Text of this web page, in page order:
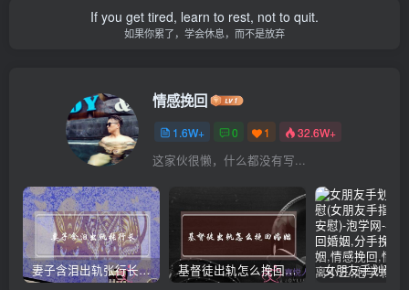
If you get tired, learn to rest, not to quit.
如果你累了，学会休息，而不是放弃
情感挽回
1.6W+ 0 1 32.6W+
这家伙很懒，什么都没有写...
妻子含泪出轨张行长 她说全都是因为家中 基督徒出轨怎么挽回婚姻(基督徒面对出轨婚姻)